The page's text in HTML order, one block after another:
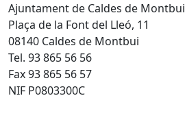
Ajuntament de Caldes de Montbui
Plaça de la Font del Lleó, 11
08140 Caldes de Montbui
Tel. 93 865 56 56
Fax 93 865 56 57
NIF P0803300C